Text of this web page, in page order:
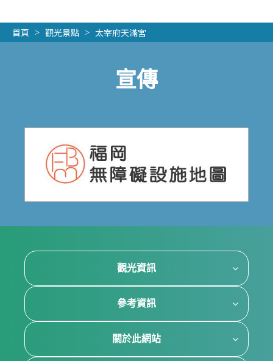
首頁 觀光景點 太宰府天滿宮
宣傳
觀光資訊
參考資訊
關於此網站